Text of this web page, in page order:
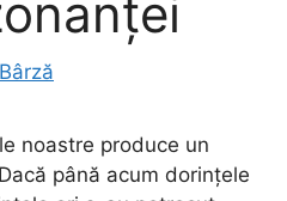
noastre produce un
până acum dorințele